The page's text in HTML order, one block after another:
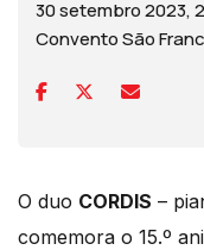
30 setembro 2023,
Convento São
O duo CORDIS –
comemora o 15.º